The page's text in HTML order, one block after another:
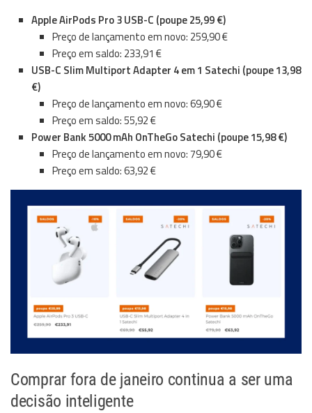
Apple AirPods Pro 3 USB-C (poupe 25,99 €)
Preço de lançamento em novo: 259,90 €
Preço em saldo: 233,91 €
USB-C Slim Multiport Adapter 4 em 1 Satechi (poupe 13,98
€)
Preço de lançamento em novo: 69,90 €
Preço em saldo: 55,92 €
Power Bank 5000 mAh OnTheGo Satechi (poupe 15,98 €)
Preço de lançamento em novo: 79,90 €
Preço em saldo: 63,92 €
Comprar fora de janeiro continua a ser uma
decisão inteligente